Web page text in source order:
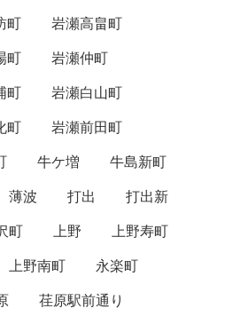
町
岩瀬高畠町
町
岩瀬仲町
町
岩瀬白山町
町
岩瀬前田町
牛ケ増
牛島新町
薄波 打出
打出新
町 上野
上野寿町
上野南町
永楽町
荏原駅前通り